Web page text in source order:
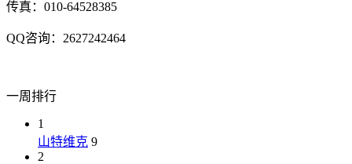
传真：010-64528385
QQ咨询：2627242464
一周排行
1
山特维克 9
2